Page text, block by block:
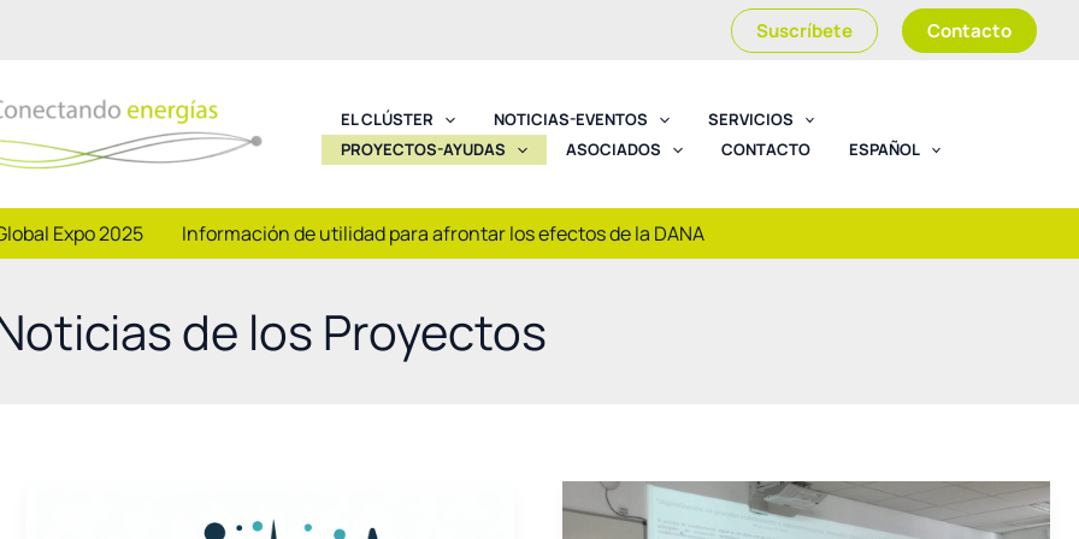
Suscríbete Contacto
EL CLÚSTER NOTICIAS-EVENTOS
SERVICIOS
PROYECTOS-AYUDAS
ASOCIADOS CONTACTO ESPAÑOL
Expo 2025 Información de utilidad para afrontar los efectos de la DANA
de los Proyectos